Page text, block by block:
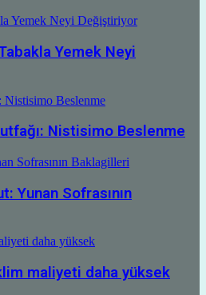
Yemek Neyi Değiştiriyor
Yemek Neyi
Nistisimo Beslenme
Nistisimo Beslenme
Sofrasının Baklagilleri
Yunan Sofrasının
daha yüksek
maliyeti daha yüksek